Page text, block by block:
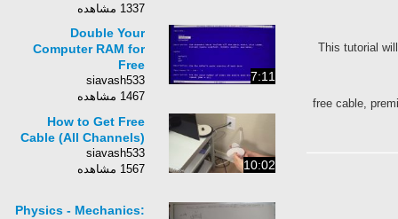
This tutorial
free cable,
1337 مشاهده
7:11
Double Your
Computer RAM for
Free
siavash533
1467 مشاهده
10:02
How to Get Free
Cable (All Channels)
siavash533
1567 مشاهده
Physics - Mechanics: